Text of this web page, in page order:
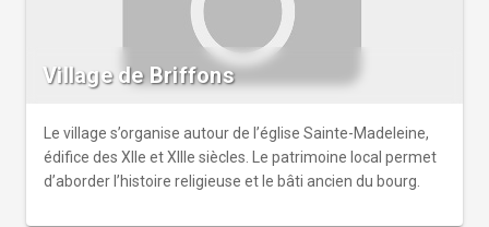
Village de Briffons
Le village s’organise autour de l’église Sainte-Madeleine,
édifice des XIIe et XIIIe siècles. Le patrimoine local permet
d’aborder l’histoire religieuse et le bâti ancien du bourg.